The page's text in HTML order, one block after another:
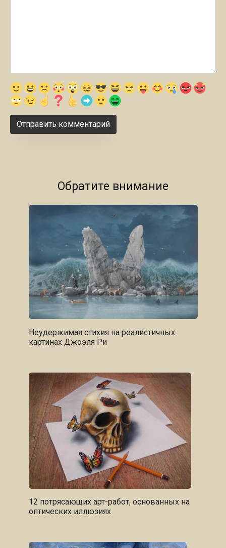
Обратите внимание
Неудержимая стихия на реалистичных
картинах Джоэля Ри
12 потрясающих арт-работ, основанных на
оптических иллюзиях